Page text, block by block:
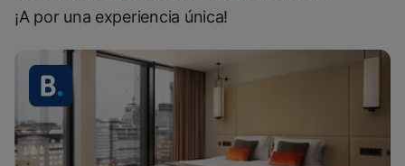
¡A por una experiencia única!